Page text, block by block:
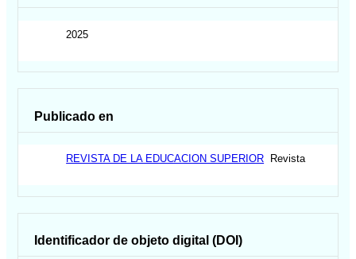
2025
Publicado en
REVISTA DE LA EDUCACION SUPERIOR Revista
Identificador de objeto digital (DOI)